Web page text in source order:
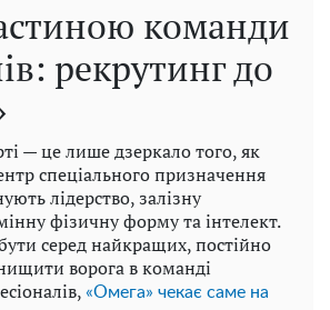
команди
рекрутинг до
— це лише дзеркало того, як
спеціального призначення
лідерство, залізну
фізичну форму та інтелект.
серед найкращих, постійно
ворога в команді
«Омега» чекає саме на